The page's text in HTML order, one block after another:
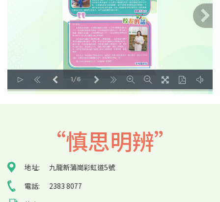
1/6
“慎思明辨”
地址:
九龍新蒲崗彩虹道5號
電話:
2383 8077